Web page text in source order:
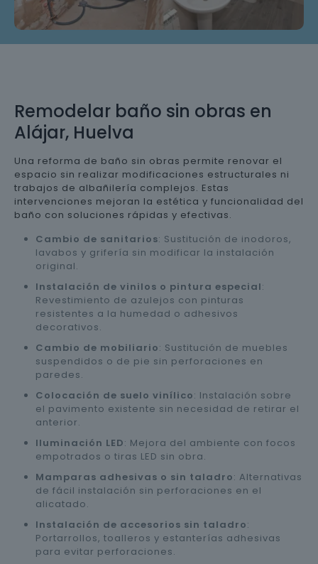
Remodelar baño sin obras en
Alájar, Huelva
Una reforma de baño sin obras permite renovar el
espacio sin realizar modificaciones estructurales ni
trabajos de albañilería complejos. Estas
intervenciones mejoran la estética y funcionalidad del
baño con soluciones rápidas y efectivas.
Cambio de sanitarios: Sustitución de inodoros,
lavabos y grifería sin modificar la instalación
original.
Instalación de vinilos o pintura especial:
Revestimiento de azulejos con pinturas
resistentes a la humedad o adhesivos
decorativos.
Cambio de mobiliario: Sustitución de muebles
suspendidos o de pie sin perforaciones en
paredes.
Colocación de suelo vinílico: Instalación sobre
el pavimento existente sin necesidad de retirar el
anterior.
Iluminación LED: Mejora del ambiente con focos
empotrados o tiras LED sin obra.
Mamparas adhesivas o sin taladro: Alternativas
de fácil instalación sin perforaciones en el
alicatado.
Instalación de accesorios sin taladro:
Portarrollos, toalleros y estanterías adhesivas
para evitar perforaciones.